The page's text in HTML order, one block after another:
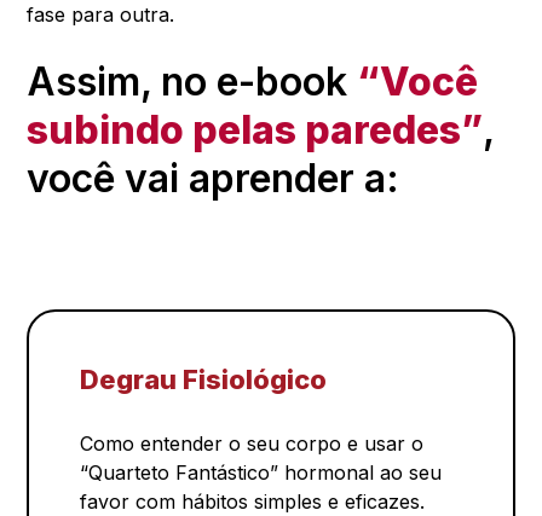
fase para outra.
Assim, no e-book “Você
subindo pelas paredes”,
você vai aprender a:
Degrau Fisiológico
Como entender o seu corpo e usar o
“Quarteto Fantástico” hormonal ao seu
favor com hábitos simples e eficazes.